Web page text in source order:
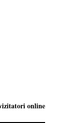
online